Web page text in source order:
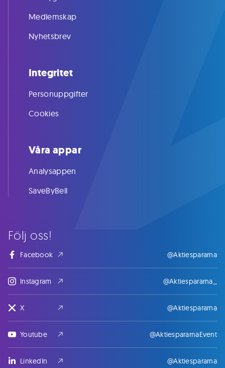
Följ oss!
Facebook @Aktiespararna
Instagram @Aktiespararna_
X @Aktiespararna
Youtube @AktiespararnaEvent
LinkedIn @Aktiespararna
Medlemskap
Nyhetsbrev
Integritet
Personuppgifter
Cookies
Våra appar
Analysappen
SaveByBell